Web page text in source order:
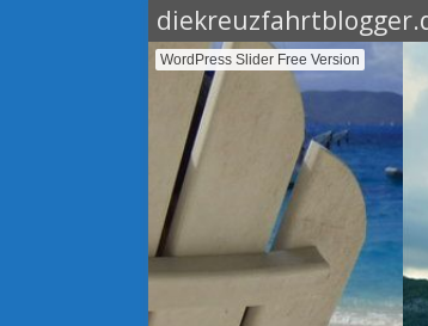
WordPress Slider Free Version